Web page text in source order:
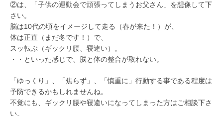
②は、「子供の運動会で頑張ってしまうお父さん」を想像して下
さい。
脳は10代の頃をイメージして走る（春が来た！）が、
体は正直（まだ冬です！）で、
スッ転ぶ（ギックリ腰、寝違い）。
・・といった感じで、脳と体の整合が取れない。
「ゆっくり」、「焦らず」、「慎重に」行動する事である程度は
予防できるかもしれませんね。
不覚にも、ギックリ腰や寝違いになってしまった方はご相談下さ
い。